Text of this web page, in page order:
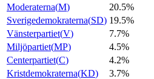
Moderaterna(M)
20.5%
Sverigedemokraterna(SD) 19.5%
Vänsterpartiet(V)
7.7%
Miljöpartiet(MP)
4.5%
Centerpartiet(C)
4.2%
Kristdemokraterna(KD)
3.7%